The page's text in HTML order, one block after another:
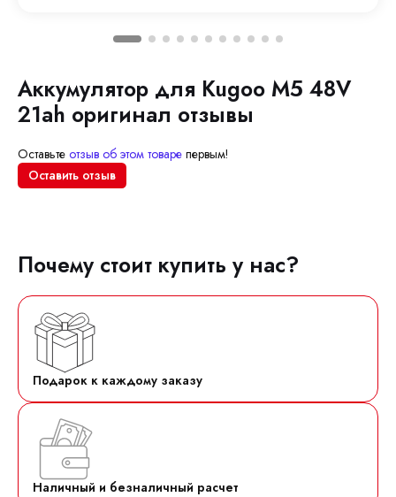
Аккумулятор для Kugoo M5 48V
21ah оригинал отзывы
Оставьте отзыв об этом товаре первым!
Оставить отзыв
Почему стоит купить у нас?
Подарок к каждому заказу
Наличный и безналичный расчет